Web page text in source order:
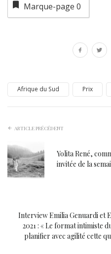
Marque-page 0
Afrique du Sud Prix
ARTICLE PRÉCÉDENT
Yolita René,
invitée de la
Interview Emilia Genuardi et
2021 : « Le format intimiste
planifier avec agilité cette